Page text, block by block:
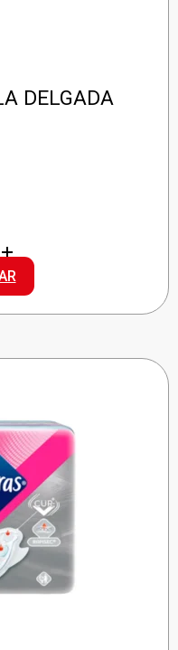
DELGADA